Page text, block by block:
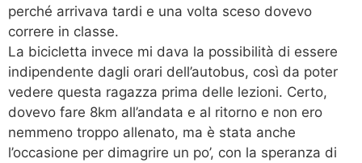
perché arrivava tardi e una volta sceso dovevo
correre in classe.
La bicicletta invece mi dava la possibilità di essere
indipendente dagli orari dell’autobus, così da poter
vedere questa ragazza prima delle lezioni. Certo,
dovevo fare 8km all’andata e al ritorno e non ero
nemmeno troppo allenato, ma è stata anche
l’occasione per dimagrire un po’, con la speranza di